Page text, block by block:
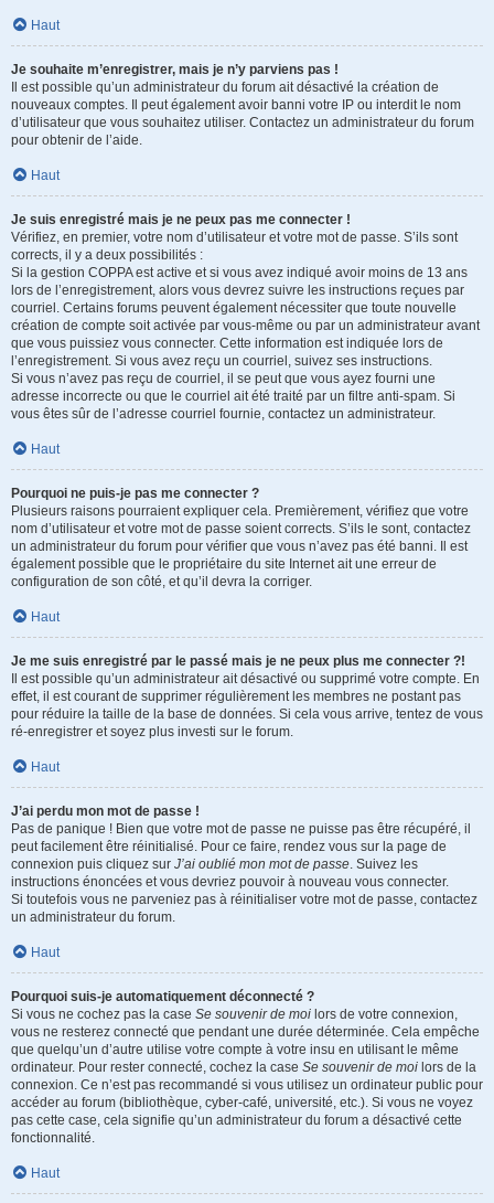
Haut
Je souhaite m’enregistrer, mais je n’y parviens pas !
Il est possible qu’un administrateur du forum ait désactivé la création de
nouveaux comptes. Il peut également avoir banni votre IP ou interdit le nom
d’utilisateur que vous souhaitez utiliser. Contactez un administrateur du forum
pour obtenir de l’aide.
Haut
Je suis enregistré mais je ne peux pas me connecter !
Vérifiez, en premier, votre nom d’utilisateur et votre mot de passe. S’ils sont
corrects, il y a deux possibilités :
Si la gestion COPPA est active et si vous avez indiqué avoir moins de 13 ans
lors de l’enregistrement, alors vous devrez suivre les instructions reçues par
courriel. Certains forums peuvent également nécessiter que toute nouvelle
création de compte soit activée par vous-même ou par un administrateur avant
que vous puissiez vous connecter. Cette information est indiquée lors de
l’enregistrement. Si vous avez reçu un courriel, suivez ses instructions.
Si vous n’avez pas reçu de courriel, il se peut que vous ayez fourni une
adresse incorrecte ou que le courriel ait été traité par un filtre anti-spam. Si
vous êtes sûr de l’adresse courriel fournie, contactez un administrateur.
Haut
Pourquoi ne puis-je pas me connecter ?
Plusieurs raisons pourraient expliquer cela. Premièrement, vérifiez que votre
nom d’utilisateur et votre mot de passe soient corrects. S’ils le sont, contactez
un administrateur du forum pour vérifier que vous n’avez pas été banni. Il est
également possible que le propriétaire du site Internet ait une erreur de
configuration de son côté, et qu’il devra la corriger.
Haut
Je me suis enregistré par le passé mais je ne peux plus me connecter ?!
Il est possible qu’un administrateur ait désactivé ou supprimé votre compte. En
effet, il est courant de supprimer régulièrement les membres ne postant pas
pour réduire la taille de la base de données. Si cela vous arrive, tentez de vous
ré-enregistrer et soyez plus investi sur le forum.
Haut
J’ai perdu mon mot de passe !
Pas de panique ! Bien que votre mot de passe ne puisse pas être récupéré, il
peut facilement être réinitialisé. Pour ce faire, rendez vous sur la page de
connexion puis cliquez sur J’ai oublié mon mot de passe. Suivez les
instructions énoncées et vous devriez pouvoir à nouveau vous connecter.
Si toutefois vous ne parveniez pas à réinitialiser votre mot de passe, contactez
un administrateur du forum.
Haut
Pourquoi suis-je automatiquement déconnecté ?
Si vous ne cochez pas la case Se souvenir de moi lors de votre connexion,
vous ne resterez connecté que pendant une durée déterminée. Cela empêche
que quelqu’un d’autre utilise votre compte à votre insu en utilisant le même
ordinateur. Pour rester connecté, cochez la case Se souvenir de moi lors de la
connexion. Ce n’est pas recommandé si vous utilisez un ordinateur public pour
accéder au forum (bibliothèque, cyber-café, université, etc.). Si vous ne voyez
pas cette case, cela signifie qu’un administrateur du forum a désactivé cette
fonctionnalité.
Haut